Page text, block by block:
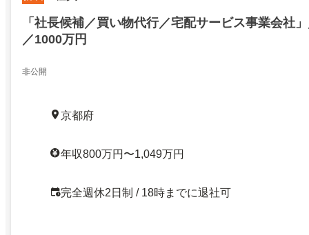
「社長候補／買い物代行／宅配サービス事業会社
／1000万円
非公開
京都府
年収800万円〜1,049万円
完全週休2日制 / 18時までに退社可